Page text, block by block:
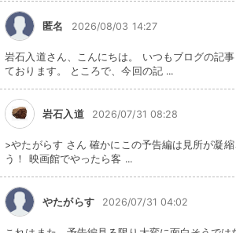
匿名 2026/08/03 14:27
岩石入道さん、こんにちは。 いつもブログの記
ております。 ところで、今回の記 ...
岩石入道 2026/07/31 08:28
>やたがらす さん 確かにこの予告編は見所が凝
う！ 映画館でやったら客 ...
やたがらす 2026/07/31 04:02